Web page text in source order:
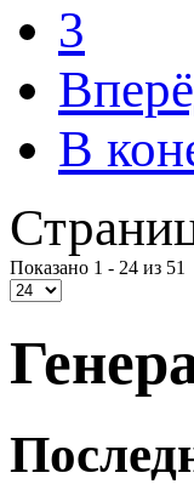
3
В
Показано 1 - 24 из 51